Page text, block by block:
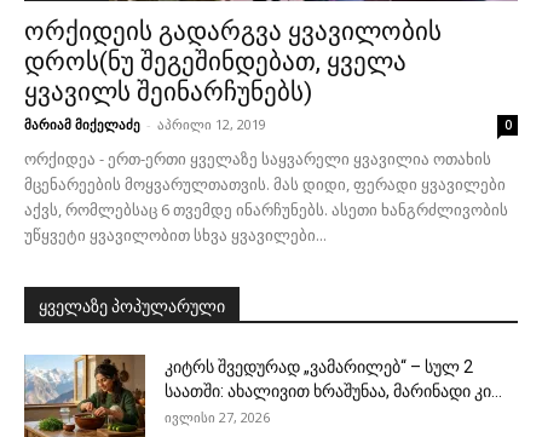
ორქიდეის გადარგვა ყვავილობის
დროს(ნუ შეგეშინდებათ, ყველა
ყვავილს შეინარჩუნებს)
მარიამ მიქელაძე - აპრილი 12, 2019 0
ორქიდეა - ერთ-ერთი ყველაზე საყვარელი ყვავილია ოთახის
მცენარეების მოყვარულთათვის. მას დიდი, ფერადი ყვავილები
აქვს, რომლებსაც 6 თვემდე ინარჩუნებს. ასეთი ხანგრძლივობის
უწყვეტი ყვავილობით სხვა ყვავილები...
ყველაზე პოპულარული
კიტრს შვედურად „ვამარილებ“ – სულ 2
საათში: ახალივით ხრაშუნაა, მარინადი კი...
ივლისი 27, 2026